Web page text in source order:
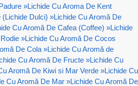
»Lichide Cu Aroma De Kent
(Lichide Dulci) »Lichide Cu Aromă De
Cu Aromă De Cafea (Coffee) »Lichide
»Lichide Cu Aromă De Cocos
De Cola »Lichide Cu Aromă de
Cu Aromă De Fructe »Lichide Cu
Aromă De Kiwi si Mar Verde »Lichide Cu
Cu Aromă De Mar »Lichide Cu Aromă De